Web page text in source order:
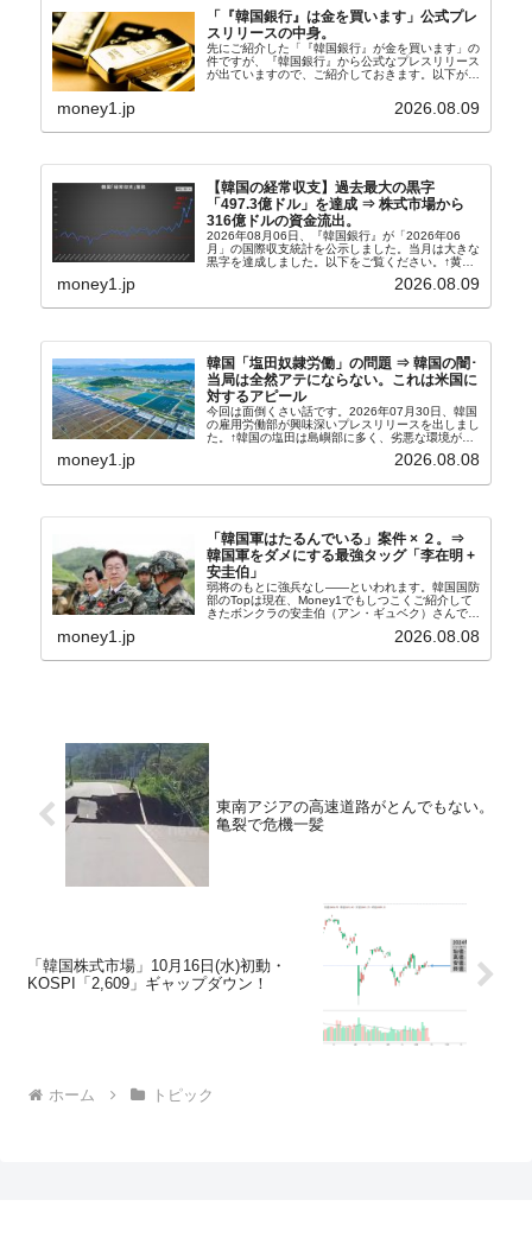
「『韓国銀行』は金を買います」公式プレ
スリリースの中身。
先にご紹介した「『韓国銀行』が金を買います」の
件ですが、『韓国銀行』から公式なプレスリリース
が出ていますので、ご紹介しておきます。以下が全
れ協力体制を構築□『韓国銀行』は、国内生産金の
money1.jp 2026.08.09
【韓国の経常収支】過去最大の黒字
「497.3億ドル」を達成 ⇒ 株式市場から
316億ドルの資金流出。
2026年08月06日、『韓国銀行』が「2026年06
月」の国際収支統計を公示しました。当月は大きな
黒字を達成しました。以下をご覧ください。↑黄色
の経常収支です。2026年06月貿易収支：4...
money1.jp 2026.08.09
韓国「塩田奴隷労働」の問題 ⇒ 韓国の闇･
当局は全然アテにならない。これは米国に
対するアピール
今回は面倒くさい話です。2026年07月30日、韓国
の雇用労働部が興味深いプレスリリースを出しまし
た。↑韓国の塩田は島嶼部に多く、劣悪な環境が一
たといわれます（後述）。これは、いわゆる「塩田
money1.jp 2026.08.08
「韓国軍はたるんでいる」案件 × ２。⇒
韓国軍をダメにする最強タッグ「李在明 +
安圭伯」
弱将のもとに強兵なし――といわれます。韓国国防
部のTopは現在、Money1でもしつこくご紹介して
きたボンクラの安圭伯（アン・ギュベク）さんで
さんと「韓国初の文官上がり」の国防部長官安圭伯
money1.jp 2026.08.08
東南アジアの高速道路がとんでもない。
亀裂で危機一髪
「韓国株式市場」10月16日(水)初動・
KOSPI「2,609」ギャップダウン！
ホーム トピック